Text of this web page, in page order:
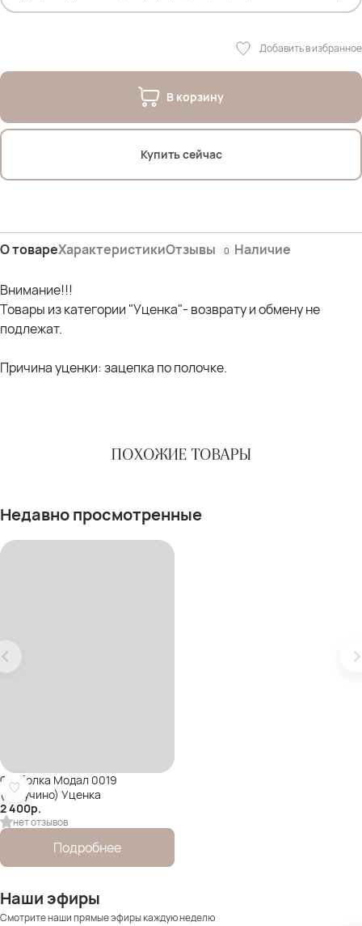
Добавить в избранное
В корзину
Купить сейчас
О товареХарактеристикиОтзывы 0 Наличие
Внимание!!!
Товары из категории "Уценка"- возврату и обмену не
подлежат.
Причина уценки: зацепка по полочке.
ПОХОЖИЕ ТОВАРЫ
Недавно просмотренные
Футболка Модал 0019
(капучино) Уценка
2 400р.
нет отзывов
Подробнее
Наши эфиры
Смотрите наши прямые эфиры каждую неделю